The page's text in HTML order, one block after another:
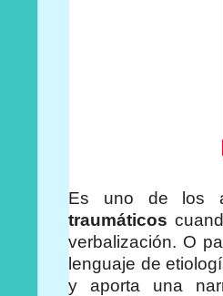
Es uno de los
traumáticos
verbalización. O
lenguaje de
y aporta una